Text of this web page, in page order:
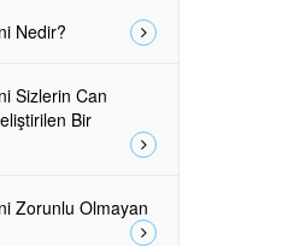
Nedir?
Sizlerin Can
Bir
Zorunlu Olmayan